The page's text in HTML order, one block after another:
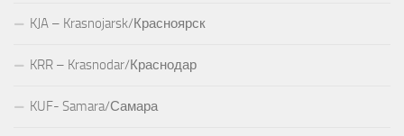
KJA – Krasnojarsk/Красноярск
KRR – Krasnodar/Краснодар
KUF- Samara/Самара